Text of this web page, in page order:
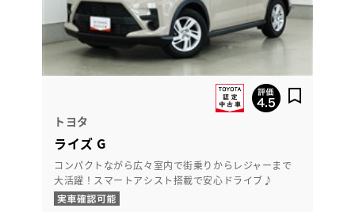
トヨタ
ライズ G
コンパクトながら広々室内で街乗りからレジャーまで
大活躍！スマートアシスト搭載で安心ドライブ♪